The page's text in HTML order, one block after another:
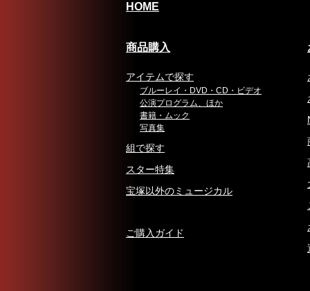
HOME
商品購入
アイテムで探す
ブルーレイ・DVD・CD・ビデオ
公演プログラム、ほか
書籍・ムック
写真集
組で探す
スター特集
宝塚以外のミュージカル
ご購入ガイド